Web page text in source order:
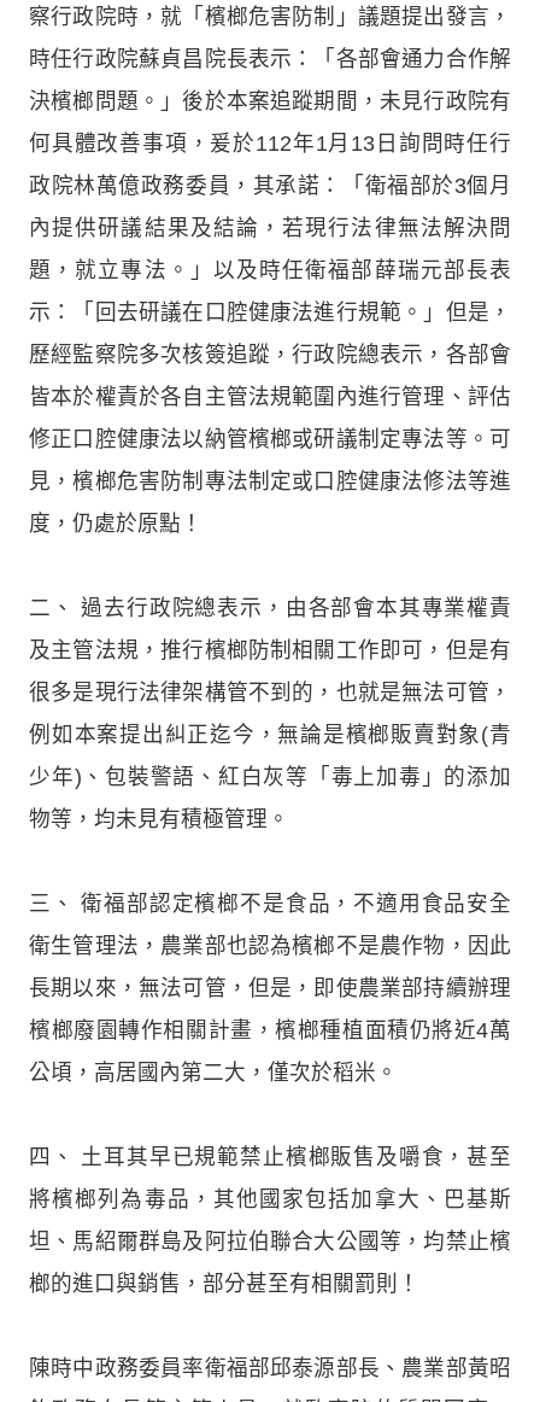
察行政院時，就「檳榔危害防制」議題提出發言，
時任行政院蘇貞昌院長表示：「各部會通力合作解
決檳榔問題。」後於本案追蹤期間，未見行政院有
何具體改善事項，爰於112年1月13日詢問時任行
政院林萬億政務委員，其承諾：「衛福部於3個月
內提供研議結果及結論，若現行法律無法解決問
題，就立專法。」以及時任衛福部薛瑞元部長表
示：「回去研議在口腔健康法進行規範。」但是，
歷經監察院多次核簽追蹤，行政院總表示，各部會
皆本於權責於各自主管法規範圍內進行管理、評估
修正口腔健康法以納管檳榔或研議制定專法等。可
見，檳榔危害防制專法制定或口腔健康法修法等進
度，仍處於原點！
二、 過去行政院總表示，由各部會本其專業權責
及主管法規，推行檳榔防制相關工作即可，但是有
很多是現行法律架構管不到的，也就是無法可管，
例如本案提出糾正迄今，無論是檳榔販賣對象(青
少年)、包裝警語、紅白灰等「毒上加毒」的添加
物等，均未見有積極管理。
三、 衛福部認定檳榔不是食品，不適用食品安全
衛生管理法，農業部也認為檳榔不是農作物，因此
長期以來，無法可管，但是，即使農業部持續辦理
檳榔廢園轉作相關計畫，檳榔種植面積仍將近4萬
公頃，高居國內第二大，僅次於稻米。
四、 土耳其早已規範禁止檳榔販售及嚼食，甚至
將檳榔列為毒品，其他國家包括加拿大、巴基斯
坦、馬紹爾群島及阿拉伯聯合大公國等，均禁止檳
榔的進口與銷售，部分甚至有相關罰則！
陳時中政務委員率衛福部邱泰源部長、農業部黃昭